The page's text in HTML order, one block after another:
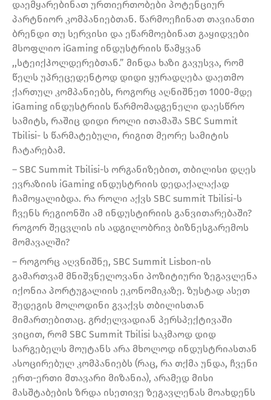
დაემყარებინათ ურთიერთობები პოტენციურ
პარტნიორ კომპანიებთან. წარმოეჩინათ თავიანთი
ბრენდი თუ სერვისი და ეწარმოებინათ გაყიდვები
მსოფლიო iGaming ინდუსტრიის წამყვან
,,სტეიქჰოლდერებთან.” მინდა ხაზი გავუსვა, რომ
წელს უპრეცედენტოდ დიდი ყურადღება დაეთმო
ქართულ კომპანიებს, როგორც აღნიშნეთ 1000-მდე
iGaming ინდუსტრიის წარმომადგენელი დაესწრო
სამიტს, რაშიც დიდი როლი ითამაშა SBC Summit
Tbilisi- ს წარმატებული, რიგით მეორე სამიტის
ჩატარებამ.
– SBC Summit Tbilisi-ს ორგანიზებით, თბილისი დღეს
ევრაზიის iGaming ინდუსტრიის დედაქალაქად
ჩამოყალიბდა. რა როლი აქვს SBC summit Tbilisi-ს
ჩვენს რეგიონში ამ ინდუსტირიის განვითარებაში?
როგორ შეცვლის ის ადგილობრივ ბიზნესგარემოს
მომავალში?
– როგორც აღვნიშნე, SBC Summit Lisbon-ის
გამართვამ მნიშვნელოვანი პოზიტიური ზეგავლენა
იქონია პორტუგალიის ეკონომიკაზე. ზუსტად ასეთ
შედეგის მოლოდინი გვაქვს თბილისთან
მიმართებითაც. გრძელვადიან პერსპექტივაში
ვიცით, რომ SBC Summit Tbilisi საკმაოდ დიდ
სარგებელს მოუტანს არა მხოლოდ ინდუსტრიასთან
ასოცირებულ კომპანიებს (რაც, რა თქმა უნდა, ჩვენი
ერთ-ერთი მთავარი მიზანია), არამედ მისი
მასშტაბების ზრდა ისეთივე ზეგავლენას მოახდენს